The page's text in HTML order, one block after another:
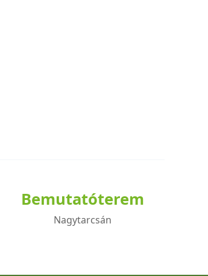
Bemutatóterem
Nagytarcsán